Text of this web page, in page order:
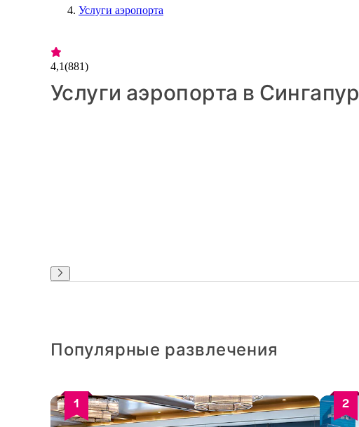
Услуги аэропорта
4,1(881)
Услуги аэропорта в Сингапур
Популярные развлечения
1 2